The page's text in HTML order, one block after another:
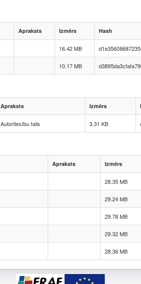
Apraksts Izmērs Hash
16.42 MB
10.17 MB
Apraksts Izmērs
Autortiesību fails 3.31 KB
Apraksts Izmērs
28.35 MB
29.24 MB
29.78 MB
29.32 MB
28.36 MB